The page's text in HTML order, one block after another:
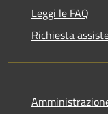
Leggi le FAQ
Richiesta